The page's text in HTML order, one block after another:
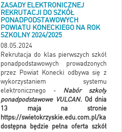
BULIANÓW, PLĄSKOWICE, DĄBROWA
PAPIERNIA, RECZKÓW
CZERMNO
FAŁKÓW
SMYKÓW,PIKULE, STANISŁAWÓW,
SZRENIAWA
ZASADY ELEKTRONICZNEJ
REKRUTACJI DO SZKÓŁ
PONADPODSTAWOWYCH
POWIATU KONECKIEGO NA ROK
SZKOLNY 2024/2025
08.05.2024
Rekrutacja do klas pierwszych szkół
ponadpodstawowych prowadzonych
przez Powiat Konecki odbywa się z
wykorzystaniem systemu
elektronicznego - Nabór szkoły
ponadpodstawowe VULCAN. Od dnia
13 maja na stronie
https://swietokrzyskie.edu.com.pl/
dostępna będzie pełna oferta szkół